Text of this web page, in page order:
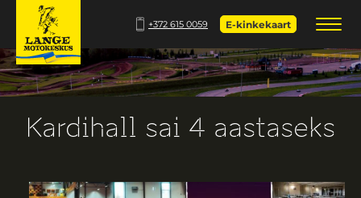
+372 615 0059 E-kinkekaart
Kardihall sai 4 aastaseks